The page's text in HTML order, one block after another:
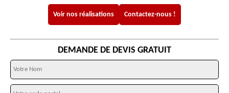
Voir nos réalisations Contactez-nous !
DEMANDE DE DEVIS GRATUIT